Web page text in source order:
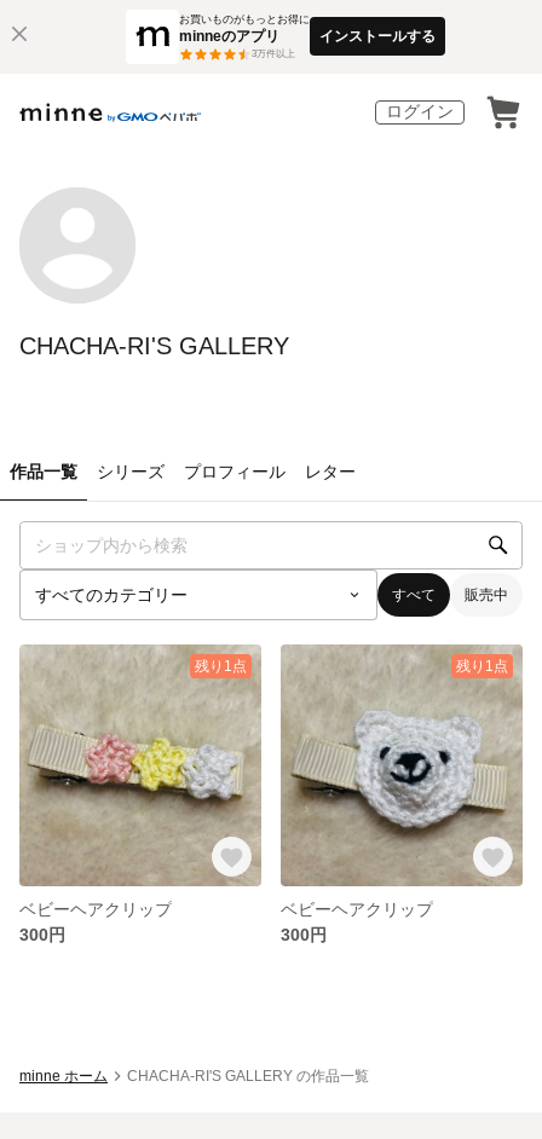
お買いものがもっとお得に
minneのアプリ
3万件以上
インストールする
ログイン
CHACHA-RI'S GALLERY
作品一覧 シリーズ プロフィール レター
すべて 販売中
残り1点
ベビーヘアクリップ
300円
残り1点
ベビーヘアクリップ
300円
minne ホーム CHACHA-RI'S GALLERY の作品一覧